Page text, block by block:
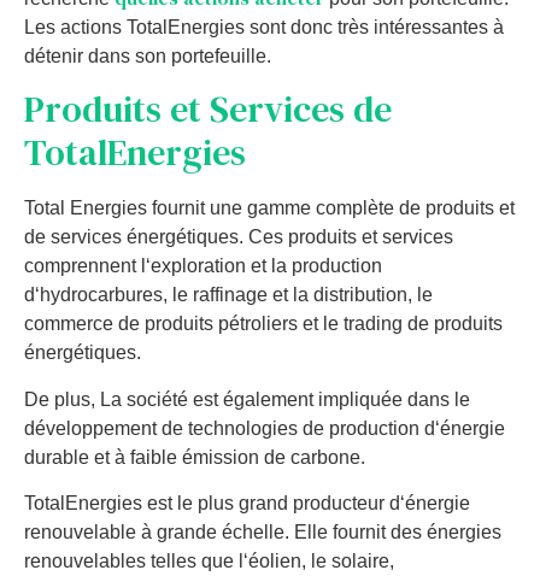
Les actions TotalEnergies sont donc très intéressantes à
détenir dans son portefeuille.
Produits etServices de
TotalEnergies
Total Energies fournitune gamme compl ète de produits et
de services énergétiques. Ces produits etservices
comprennentl ‘expl oration etla production
d‘hydrocarbures, le raffinage etla distribution, le
commerce de produits pétrol iers etle trading de produits
énergétiques.
De plus, La société estégal ementimpl iquée dans le
dével oppementde technologies de production d‘énergie
durable età faible émission de carbone.
Total Energies estle plus grand producteur d‘énergie
renouvel able à grande échel le. El le fournitdes énergies
renouvel ables tell es que ‘éol ien, le sol aire,